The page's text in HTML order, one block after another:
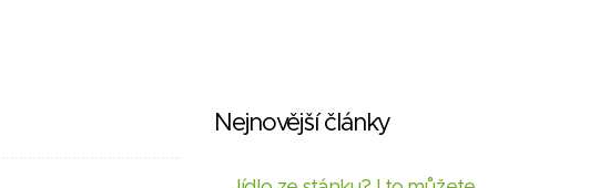
Nejnovější články